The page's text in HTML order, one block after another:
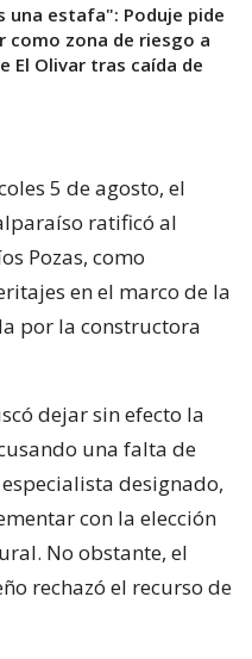
una estafa": Poduje pide
como zona de riesgo a
El Olivar tras caída de
5 de agosto, el
ratificó al
Pozas, como
en el marco de la
por la constructora
dejar sin efecto la
una falta de
designado,
con la elección
No obstante, el
rechazó el recurso de